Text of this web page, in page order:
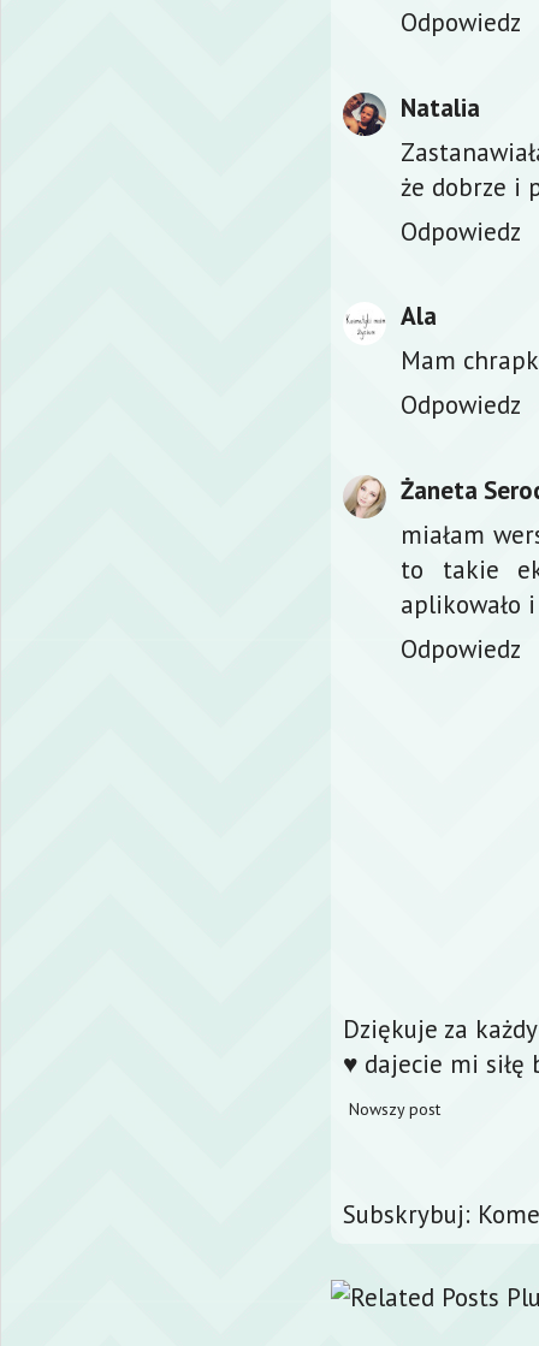
Odpowiedz
Natalia
że dobrze i
Odpowiedz
Ala
Mam
Odpowiedz
Żaneta
miałam
to takie
aplikowało
Odpowiedz
Dziękuje za
♥ dajecie mi siłę
Nowszy post
Subskrybuj: